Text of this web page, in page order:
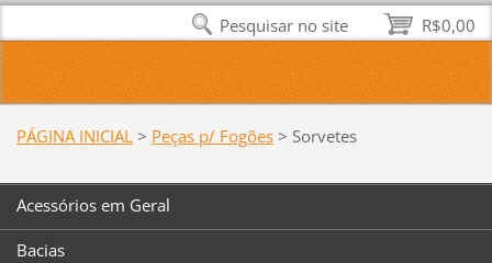
PÁGINA INICIAL > Peças p/ Fogões > Sorvetes
Acessórios em Geral
Bacias
R$0,00
Pesquisar no site